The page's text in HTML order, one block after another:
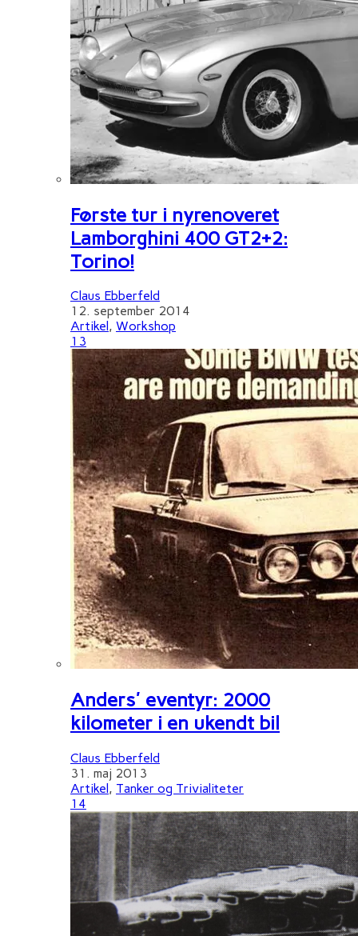
Første tur i nyrenoveret
Lamborghini 400 GT2+2:
Torino!
Claus Ebberfeld
12. september 2014
Artikel , Workshop
13
Anders' eventyr: 2000
kilometer i en ukendt bil
Claus Ebberfeld
31. maj 2013
Artikel , Tanker og Trivialiteter
14